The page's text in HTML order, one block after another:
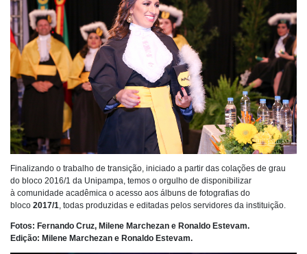
Finalizando o trabalho de transição, iniciado a partir das colações de grau
do bloco 2016/1 da Unipampa, temos o orgulho de disponibilizar
à comunidade acadêmica o acesso aos álbuns de fotografias do
bloco 2017/1, todas produzidas e editadas pelos servidores da instituição.
Fotos: Fernando Cruz, Milene Marchezan e Ronaldo Estevam.
Edição: Milene Marchezan e Ronaldo Estevam.